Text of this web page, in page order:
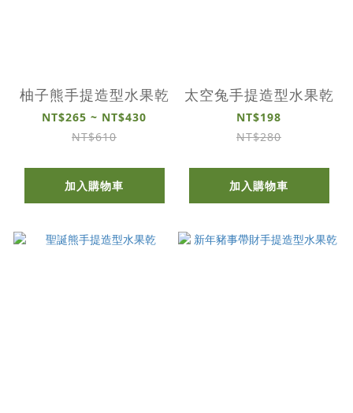
柚子熊手提造型水果乾
NT$265 ~ NT$430
NT$610
加入購物車
太空兔手提造型水果乾
NT$198
NT$280
加入購物車